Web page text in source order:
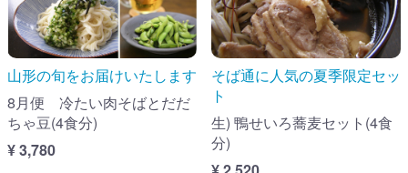
山形の旬をお届けいたします
8月便 冷たい肉そばとだだ
ちゃ豆(4食分)
¥ 3,780
そば通に人気の夏季限定セッ
ト
生) 鴨せいろ蕎麦セット(4食
分)